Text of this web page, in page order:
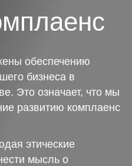
обеспечению
бизнеса в
Это означает, что мы
развитию комплаенс
этические
мысль о